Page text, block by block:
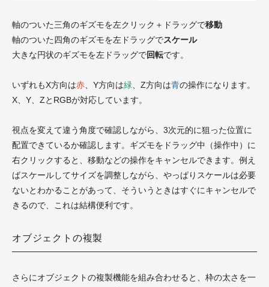
軸のついた三角のギズモを左クリック＋ドラッグで移動
軸のついた四角のギズモを左ドラッグでスケール
大きな円状のギズモを左ドラッグで回転です。
いずれもX方向は赤 、Y方向は緑 、Z方向は青の操作になります。
X、Y、ZとRGBが対応しています。
視点を変えて違う角度で確認しながら、3次元的に狙った位置に
配置できているか確認します。ギズモをドラッグ中（操作中）に
右クリックすると、移動などの操作をキャンセルできます。例え
ばスケールしてサイズを調整しながら、やっぱりスケールは必要
ないとわかることがあって、そういうときはすぐにキャンセルで
きるので、これは結構便利です。
オブジェクトの複製
さらにオブジェクトの複製機能を組み合わせると、枠の太さを一